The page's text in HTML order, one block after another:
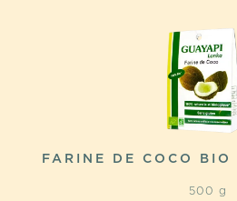
FARINE DE COCO
500 g